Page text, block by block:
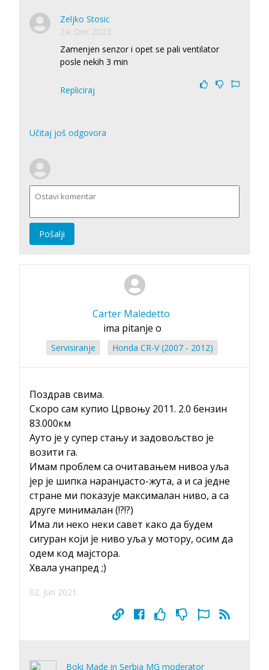
Zeljko Stosic
24. Dec 2023.
Zamenjen senzor i opet se pali ventilator
posle nekih 3 min
Repliciraj
Učitaj još odgovora
Pošalji
Carter Maledetto
ima pitanje o
Servisiranje Honda CR-V (2007 - 2012)
Поздрав свима.
Скоро сам купио Црвоњу 2011. 2.0 бензин
83.000км
Ауто је у супер стању и задовољство је
возити га.
Имам проблем са очитавањем нивоа уља
јер је шипка наранџасто-жута, а и са једне
стране ми показује максималан ниво, а са
друге минималан (!?!?)
Има ли неко неки савет како да будем
сигуран који је ниво уља у мотору, осим да
одем код мајстора.
Хвала унапред ;)
02. Jun 2021.
Boki Made in Serbia MG moderator